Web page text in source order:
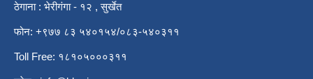
ठेगाना : भेरीगंगा - १२ , सुर्खेत
फोन: +९७७ ८३ ५४०१५४/०८३-५४०३११
Toll Free: १८१०५०००३११